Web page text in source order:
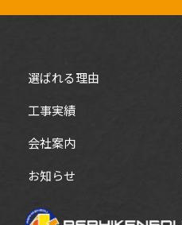
選ばれる理由
工事実績
会社案内
お知らせ